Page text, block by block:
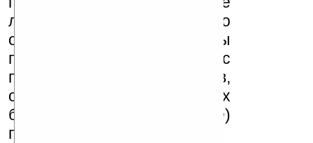
легального программного
обеспечения. Также мы
призываем Вас
поддерживать авторов,
особенно создающих
бесплатные (freeware)
программы.